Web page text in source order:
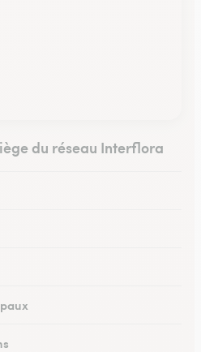
du réseau Interflora